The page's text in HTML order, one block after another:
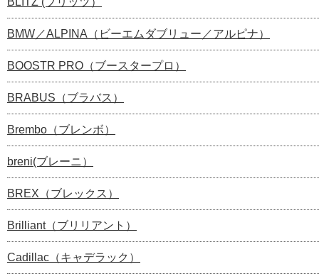
BMW／ALPINA（ビーエムダブリュー／アルピナ）
BOOSTR PRO（ブースタープロ）
BRABUS（ブラバス）
Brembo（ブレンボ）
breni(ブレーニ）
BREX（ブレックス）
Brilliant（ブリリアント）
Cadillac（キャデラック）